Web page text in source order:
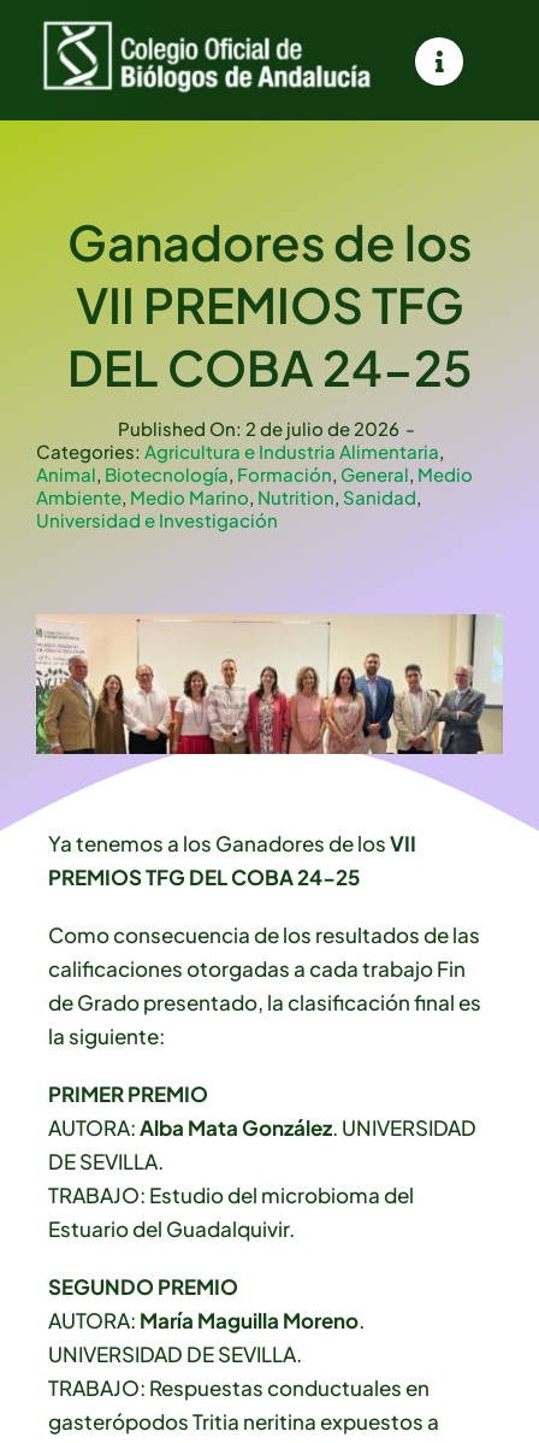
Saltar
contenido
Ganadores de los
VII PREMIOS TFG
DEL COBA 24-25
Published On: 2 de julio de 2026 -
Categories: Agricultura e Industria Alimentaria,
Animal, Biotecnología, Formación, General, Medio
Ambiente, Medio Marino, Nutrition, Sanidad,
Universidad e Investigación
Ya tenemos a los Ganadores de losVII
PREMIOS TFG DEL COBA 24-25
Como consecuencia de los resultados de las
calificaciones otorgadas a cada trabajo Fin
de Grado presentado, la clasificación final es
la siguiente:
PRIMER PREMIO
AUTORA:Alba Mata González. UNIVERSIDAD
DE SEVILLA.
TRABAJO: Estudio del microbioma del
Estuario del Guadalquivir.
SEGUNDO PREMIO
AUTORA: María Maguilla Moreno.
UNIVERSIDAD DE SEVILLA.
TRABAJO: Respuestas conductuales en
gasterópodos Tritia neritina expuestos a